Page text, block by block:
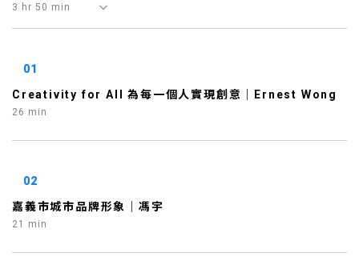
3 hr 50 min
01
Creativity for All 為每一個人實現創意｜Ernest Wong
26 min
02
嘉義市城市品牌形象｜馮宇
21 min